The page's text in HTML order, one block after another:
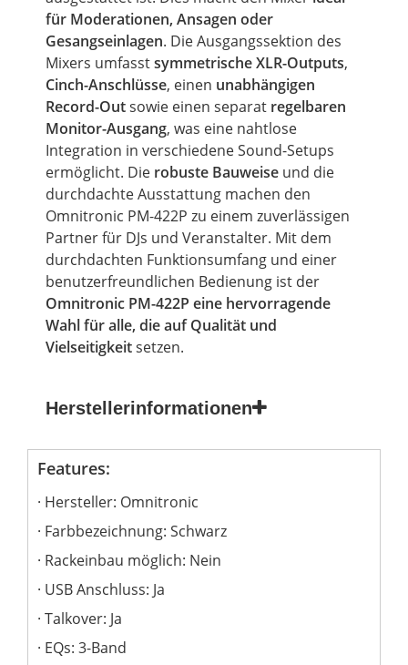
für Moderationen, Ansagen oder
Gesangseinlagen. Die Ausgangssektion des
Mixers umfasstsymmetrische XLR-Outputs,
Cinch-Anschlüsse, einen unabhängigen
Record-Outsowie einen separat regelbaren
Monitor-Ausgang, was eine nahtlose
Integration in verschiedene Sound-Setups
ermöglicht. Die robuste Bauweise und die
durchdachte Ausstattung machen den
Omnitronic PM-422P zu einem zuverlässigen
Partner für DJs und Veranstalter. Mit dem
durchdachten Funktionsumfang und einer
benutzerfreundlichen Bedienung ist der
Omnitronic PM-422P eine hervorragende
Wahl für alle, die auf Qualität und
Vielseitigkeitsetzen.
Herstellerinformationen
Features:
Hersteller: Omnitronic
Farbbezeichnung: Schwarz
Rackeinbau möglich: Nein
USB Anschluss: Ja
Talkover: Ja
EQs: 3-Band